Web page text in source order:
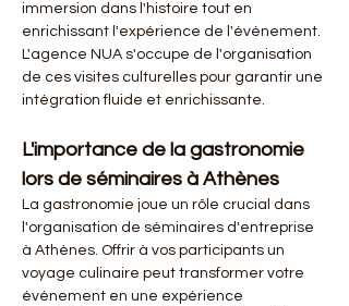
immersion dans l'histoire tout en
enrichissant l'expérience de l'événement.
L'agence NUA s'occupe de l'organisation
de ces visites culturelles pour garantir une
intégration fluide et enrichissante.
L'importance de la gastronomie
lors de séminaires à Athènes
La gastronomie joue un rôle crucial dans
l'organisation de séminaires d'entreprise
à Athènes. Offrir à vos participants un
voyage culinaire peut transformer votre
événement en une expérience